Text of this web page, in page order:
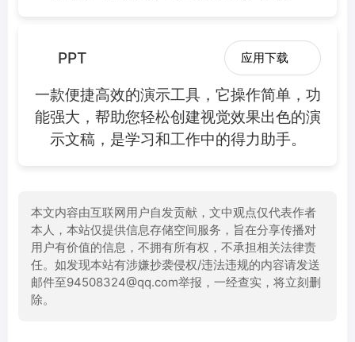
PPT 应用下载
一款便捷高效的演示工具，它操作简单，功
能强大，帮助您轻松创建视觉效果出色的演
示文稿，是学习和工作中的得力助手。
本文内容由互联网用户自发贡献，文中观点仅代表作者
本人，本站仅提供信息存储空间服务，旨在分享传播对
用户有价值的信息，不拥有所有权，不承担相关法律责
任。如发现本站有涉嫌抄袭侵权/违法违规的内容请发送
邮件至94508324@qq.com举报，一经查实，将立刻删
除。